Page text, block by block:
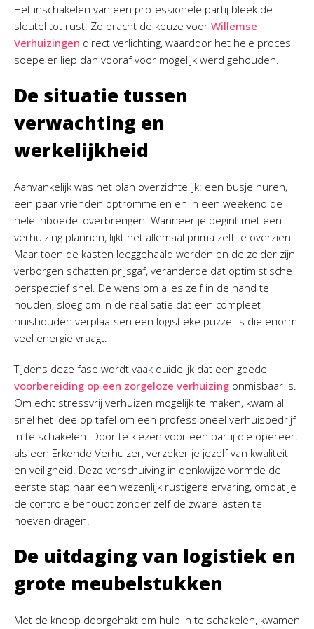
Het inschakelen van een professionele partij bleek de
sleutel tot rust. Zo bracht de keuze voor Willemse
Verhuizingen direct verlichting, waardoor het hele proces
soepeler liep dan vooraf voor mogelijk werd gehouden.
De situatie tussen
verwachting en
werkelijkheid
Aanvankelijk was het plan overzichtelijk: een busje huren,
een paar vrienden optrommelen en in een weekend de
hele inboedel overbrengen. Wanneer je begint met een
verhuizing plannen, lijkt het allemaal prima zelf te overzien.
Maar toen de kasten leeggehaald werden en de zolder zijn
verborgen schatten prijsgaf, veranderde dat optimistische
perspectief snel. De wens om alles zelf in de hand te
houden, sloeg om in de realisatie dat een compleet
huishouden verplaatsen een logistieke puzzel is die enorm
veel energie vraagt.
Tijdens deze fase wordt vaak duidelijk dat een goede
voorbereiding op een zorgeloze verhuizing onmisbaar is.
Om echt stressvrij verhuizen mogelijk te maken, kwam al
snel het idee op tafel om een professioneel verhuisbedrijf
in te schakelen. Door te kiezen voor een partij die opereert
als een Erkende Verhuizer, verzeker je jezelf van kwaliteit
en veiligheid. Deze verschuiving in denkwijze vormde de
eerste stap naar een wezenlijk rustigere ervaring, omdat je
de controle behoudt zonder zelf de zware lasten te
hoeven dragen.
De uitdaging van logistiek en
grote meubelstukken
Met de knoop doorgehakt om hulp in te schakelen, kwamen